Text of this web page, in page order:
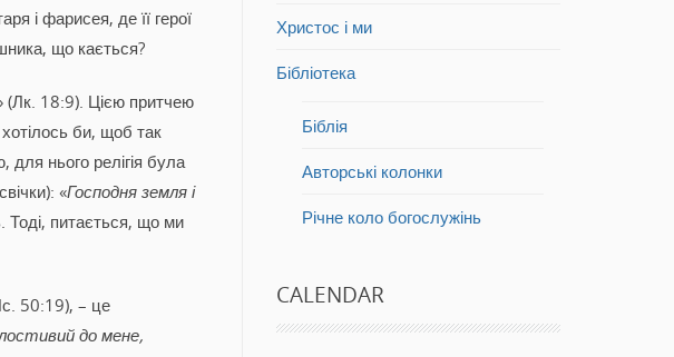
і фарисея, де її герої
що кається?
(Лк. 18:9). Цією притчею
би, щоб так
нього релігія була
«Господня земля і
Тоді, питається, що ми
50:19), – це
до мене,
Христос і ми
Бібліотека
Біблія
Авторські колонки
Річне коло богослужінь
CALENDAR